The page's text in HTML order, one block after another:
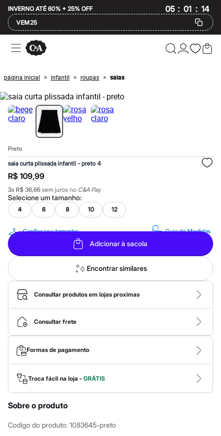
INVERNO ATÉ 60% + 25% OFF 05 : 01 : 14
VEM25
Ofertas
Compre por Departamento
Masculino
Infantil
Calçados
Mindse7
Plus Size
Até 20% off
Até 40% off
Até 60% off
A partir de 60% off
Feminino
Em alta
Inverno
Alfaiataria
Novidades
Roupas
Blusas e Camisetas
Básicos
Calças
Casacos e Jaquetas
Jeans
Macacões
Saias
Shorts e Bermudas
Vestidos
Acessórios
Bolsas
Bonés e Chapéus
Bijoux
Cintos
Óculos
Relógios
Calçados
Botas
Chinelos
Rasteirinhas
Sandálias
Sapatilhas
Tênis
Marcas
City
Clock House
página inicial > infantil > roupas > saias
Preto
saia curta plissada infantil - preto 4
R$ 109,99
3x R$ 36,66 sem juros no C&A Pay
Selecione umtamanho:
4 6 8 10 12
Confira seu tamanho Guia de Medidas
Adicionar à sacola
Encontrar similares
Consultar produtos em lojas proximas
Consultar frete
Formas de pagamento
Troca fácil na loja - GRÁTIS
Sobre o produto
Codigo do produto: 1083645-preto